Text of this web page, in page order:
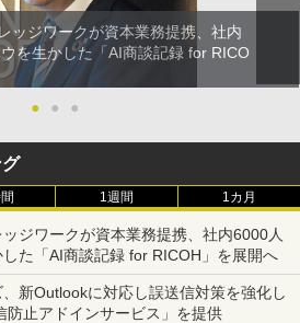
ッジワークが資本業務提携、社内
を生かした「AI商談記録 for RICO
●
● ●
1週間 1カ月
ジワークが資本業務提携、社内6000人
た「AI商談記録 for RICOH」を展開へ
新Outlookに対応し誤送信対策を強化し
防止アドインサービス」を提供